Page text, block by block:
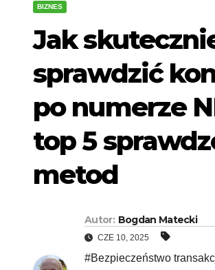
BIZNES
Jak
sprawdzić
po numerze
top 5
metod
Autor: Bogdan Matecki
CZE 10, 2025
#Bezpieczeństwo